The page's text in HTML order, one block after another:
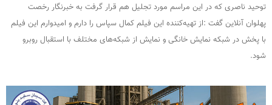
توحید ناصری که در این مراسم مورد تجلیل هم قرار گرفت به خبرنگار رخصت
پهلوان آنلاین گفت :از تهیه‌کننده این فیلم کمال سپاس را دارم و امیدوارم این فیلم
با پخش در شبکه نمایش خانگی و نمایش از شبکه‌های مختلف با استقبال روبرو
شود.